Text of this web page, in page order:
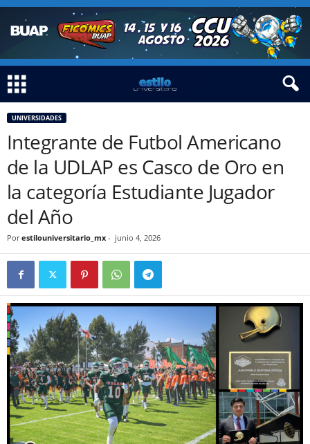
UNIVERSIDADES
Integrante de Futbol Americano
de la UDLAP es Casco de Oro en
la categoría Estudiante Jugador
del Año
Por estilouniversitario_mx - junio 4, 2026